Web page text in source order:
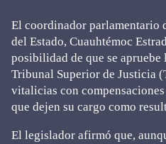
El coordinador parlamentario
del Estado, Cuauhtémoc
posibilidad de que se
Tribunal Superior de Justicia
vitalicias con
que dejen su cargo como
El legislador afirmó que,